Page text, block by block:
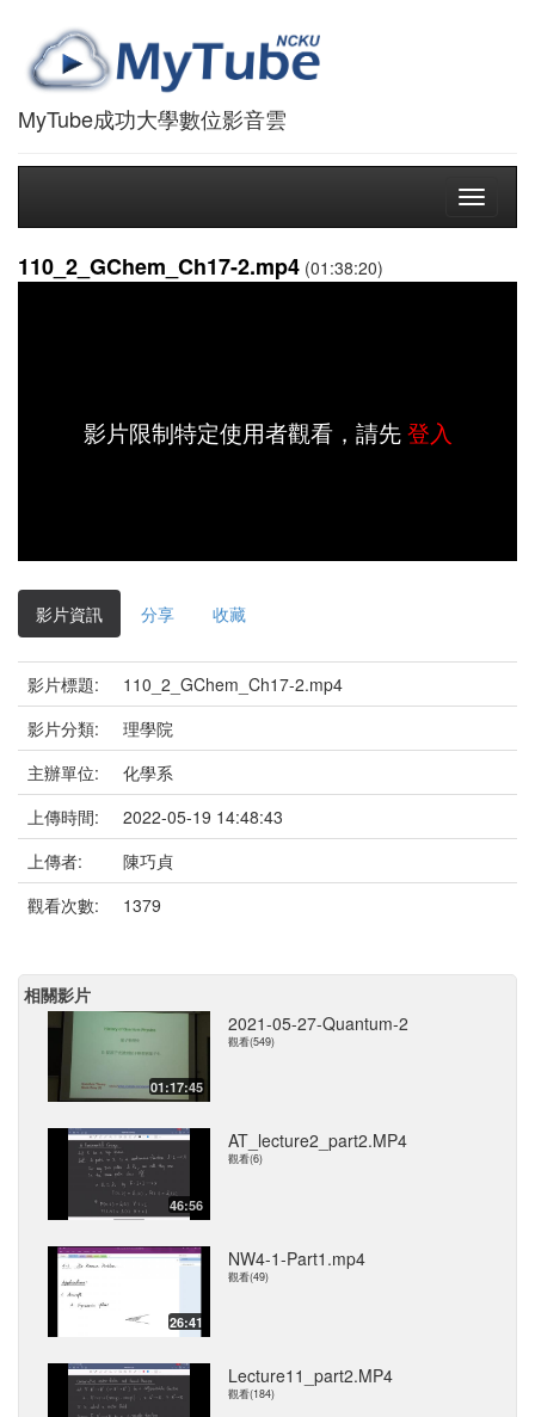
MyTube成功大學數位影音雲
Toggle
110_2_GChem_Ch17-2.mp4 (01:38:20)
影片限制特定使用者觀看，請先登入
影片資訊 分享 收藏
影片標題:
110_2_GChem_Ch17-2.mp4
影片分類:
理學院
主辦單位:
化學系
上傳時間:
2022-05-19 14:48:43
上傳者:
陳巧貞
觀看次數:
1379
相關影片
01:17:45
2021-05-27-Quantum-2
觀看(549)
46:56
AT_lecture2_part2.MP4
觀看(6)
26:41
NW4-1-Part1.mp4
觀看(49)
Lecture11_part2.MP4
觀看(184)